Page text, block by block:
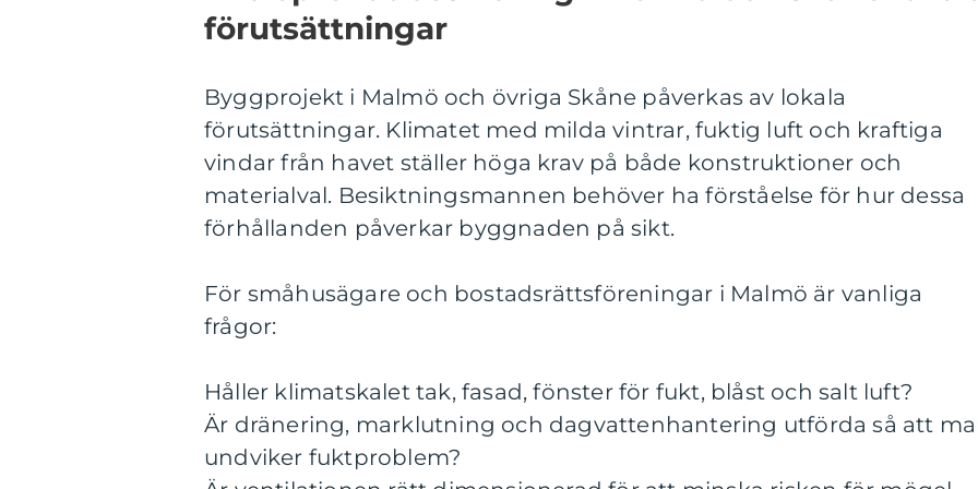
förutsättningar
Byggprojekt i Malmö och övriga Skåne påverkas av lokala
förutsättningar. Klimatet med milda vintrar, fuktig luft och kraftiga
vindar från havet ställer höga krav på både konstruktioner och
materialval. Besiktningsmannen behöver ha förståelse för hur dessa
förhållanden påverkar byggnaden på sikt.
För småhusägare och bostadsrättsföreningar i Malmö är vanliga
frågor:
Håller klimatskalet tak, fasad, fönster för fukt, blåst och salt luft?
Är dränering, marklutning och dagvattenhantering utförda så att
undviker fuktproblem?